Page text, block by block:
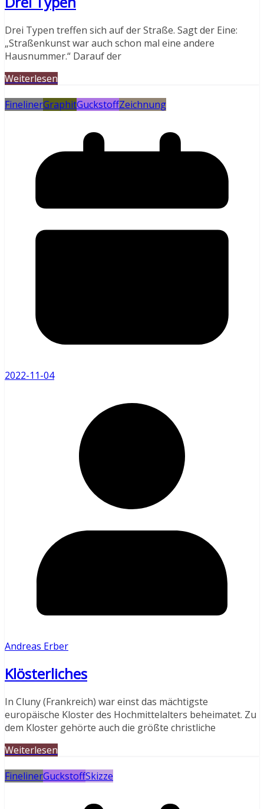
Drei Typen treffen sich auf der Straße. Sagt der Eine:
„Straßenkunst war auch schon mal eine andere
Hausnummer.“ Darauf der
Weiterlesen
FinelinerGraphitGuckstoffZeichnung
2022-11-04
Andreas Erber
Klösterliches
In Cluny (Frankreich) war einst das mächtigste
europäische Kloster des Hochmittelalters beheimatet. Zu
dem Kloster gehörte auch die größte christliche
Weiterlesen
FinelinerGuckstoffSkizze